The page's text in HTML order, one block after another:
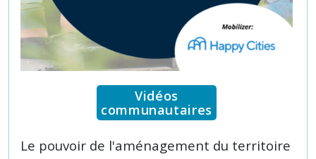
Vidéos
communautaires
Le pouvoir de l'aménagement du territoire